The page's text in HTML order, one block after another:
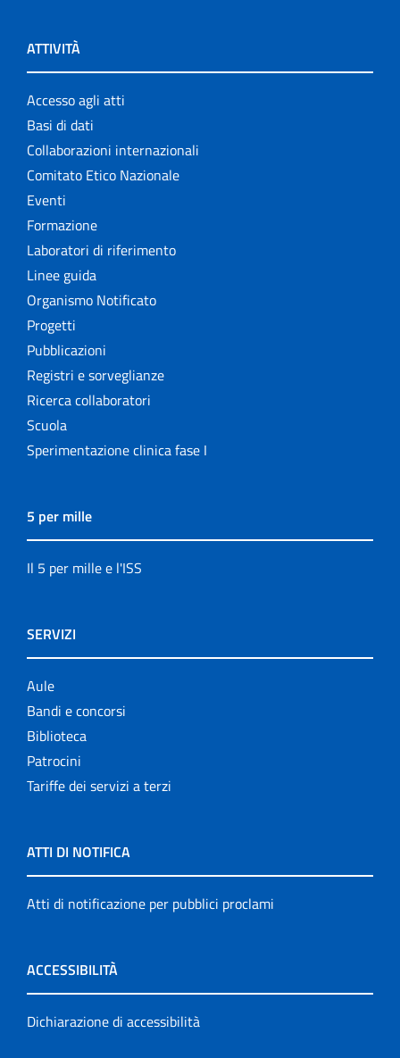
ATTIVITÀ
Accesso agli atti
Basi di dati
Collaborazioni internazionali
Comitato Etico Nazionale
Eventi
Formazione
Laboratori di riferimento
Linee guida
Organismo Notificato
Progetti
Pubblicazioni
Registri e sorveglianze
Ricerca collaboratori
Scuola
Sperimentazione clinica fase I
5 per mille
Il 5 per mille e l'ISS
SERVIZI
Aule
Bandi e concorsi
Biblioteca
Patrocini
Tariffe dei servizi a terzi
ATTI DI NOTIFICA
Atti di notificazione per pubblici proclami
ACCESSIBILITÀ
Dichiarazione di accessibilità